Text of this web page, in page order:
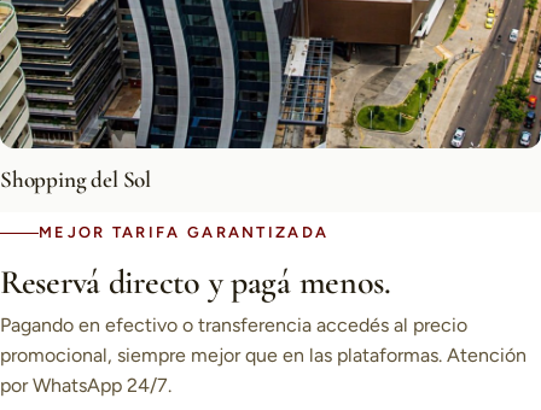
Shopping del Sol
MEJOR TARIFA GARANTIZADA
Reservá directo y pagá menos.
Pagando en efectivo o transferencia accedés al precio
promocional, siempre mejor que en las plataformas. Atención
por WhatsApp 24/7.